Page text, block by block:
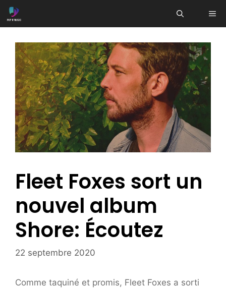
Aller
au
Fleet Foxes sort un
nouvel album
Shore: Écoutez
22 septembre 2020
Comme taquiné et promis, Fleet Foxes a sorti